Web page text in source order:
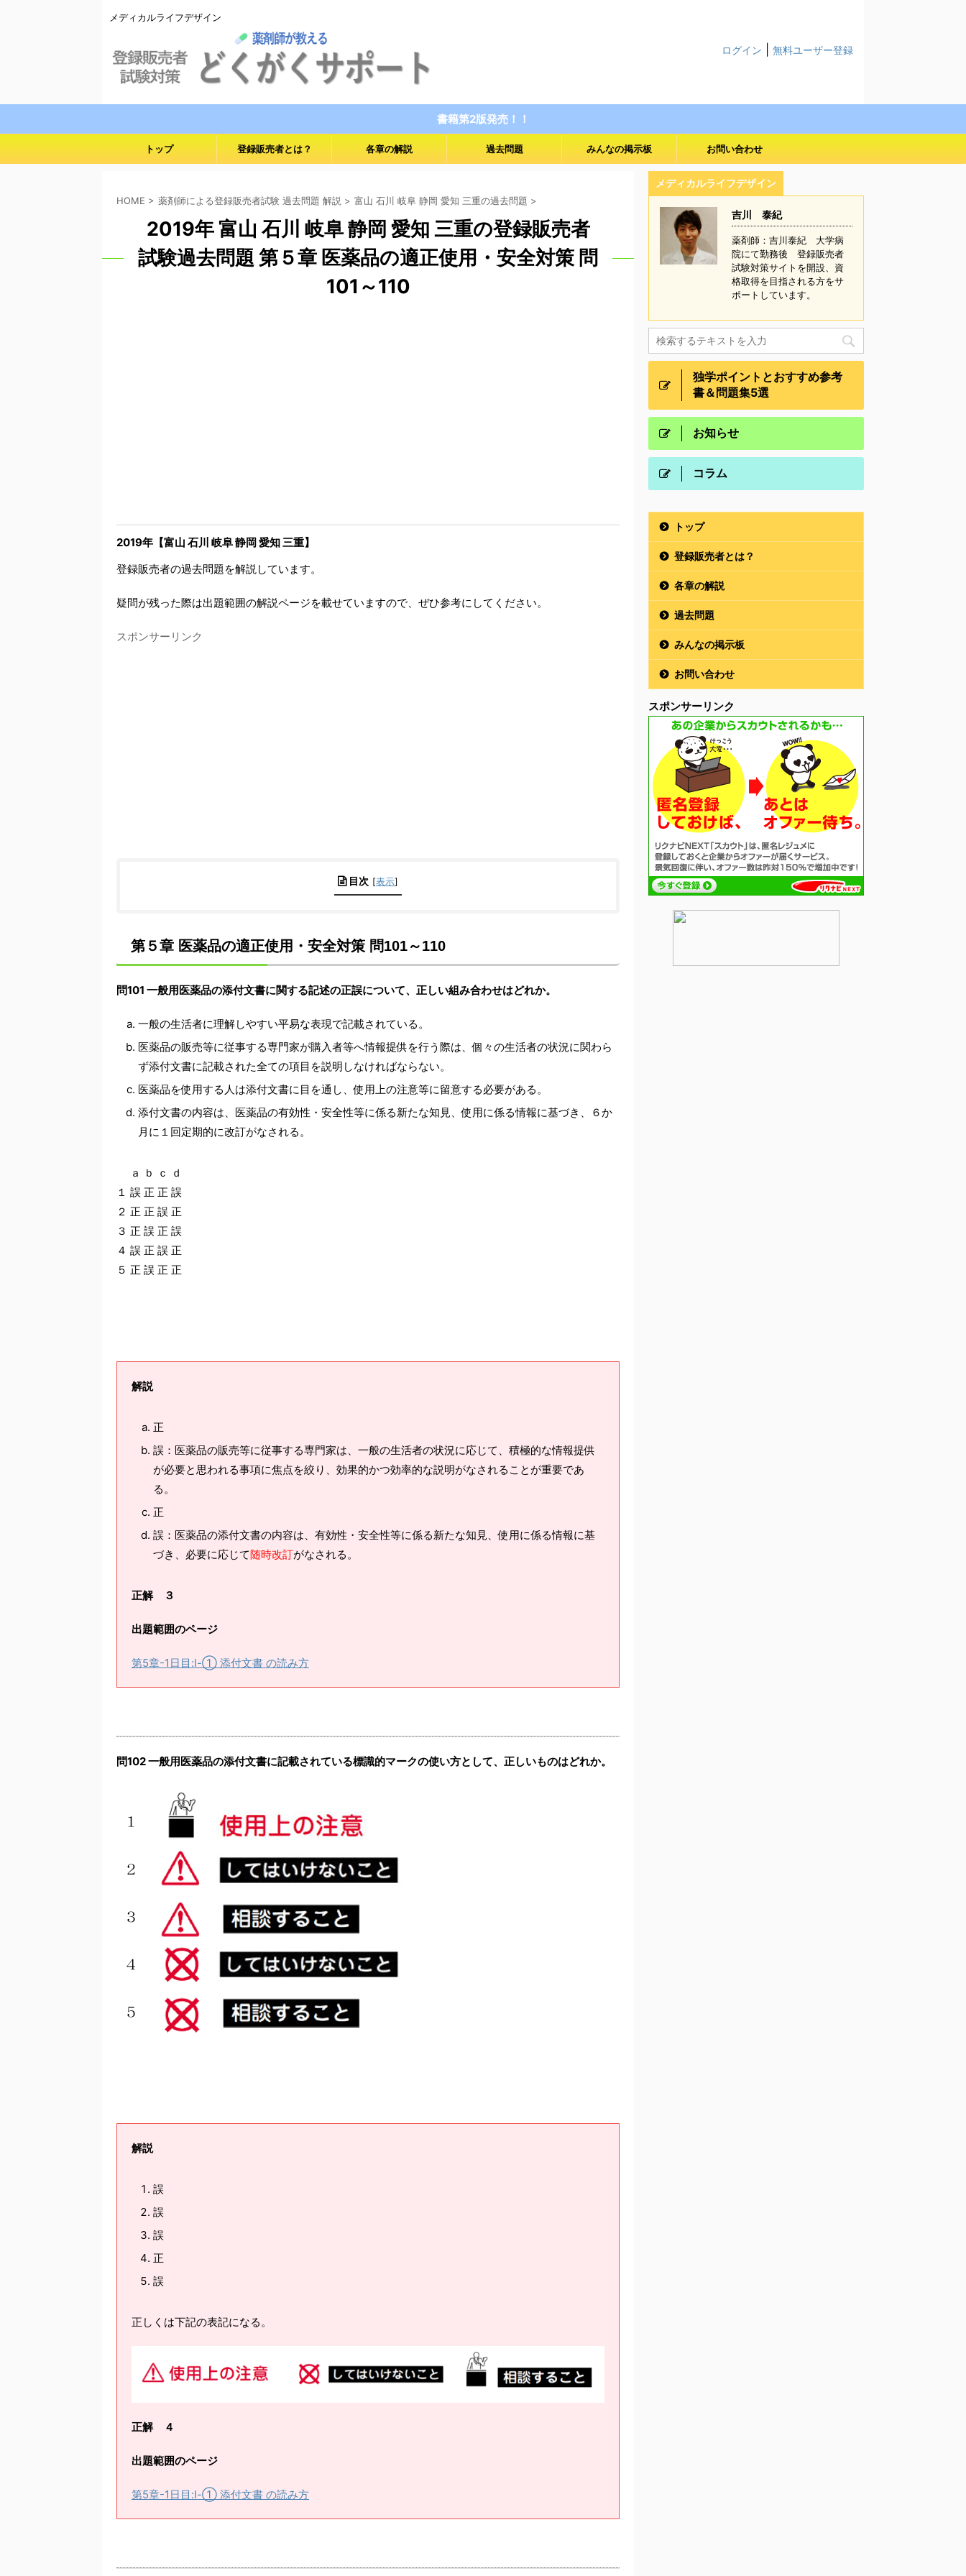
メディカルライフデザイン
ログイン 無料ユーザー登録
書籍第2版発売！！
トップ 登録販売者とは？ 各章の解説 過去問題 みんなの掲示板 お問い合わせ
HOME > 薬剤師による登録販売者試験 過去問題 解説 > 富山 石川 岐阜 静岡 愛知 三重の過去問題 >
2019年 富山 石川 岐阜 静岡 愛知 三重の登録販売者
試験過去問題 第５章 医薬品の適正使用・安全対策 問
101～110
2019年【富山 石川 岐阜 静岡 愛知 三重】
登録販売者の過去問題を解説しています。
疑問が残った際は出題範囲の解説ページを載せていますので、ぜひ参考にしてください。
スポンサーリンク
目次 [表示]
第５章 医薬品の適正使用・安全対策 問101～110
問101 一般用医薬品の添付文書に関する記述の正誤について、正しい組み合わせはどれか。
一般の生活者に理解しやすい平易な表現で記載されている。
医薬品の販売等に従事する専門家が購入者等へ情報提供を行う際は、個々の生活者の状況に関わら
ず添付文書に記載された全ての項目を説明しなければならない。
医薬品を使用する人は添付文書に目を通し、使用上の注意等に留意する必要がある。
添付文書の内容は、医薬品の有効性・安全性等に係る新たな知見、使用に係る情報に基づき、６か
月に１回定期的に改訂がなされる。
ａ ｂ ｃ ｄ
１ 誤 正 正 誤
２ 正 正 誤 正
３ 正 誤 正 誤
４ 誤 正 誤 正
５ 正 誤 正 正
解説
正
誤：医薬品の販売等に従事する専門家は、一般の生活者の状況に応じて、積極的な情報提供
が必要と思われる事項に焦点を絞り、効果的かつ効率的な説明がなされることが重要であ
る。
正
誤：医薬品の添付文書の内容は、有効性・安全性等に係る新たな知見、使用に係る情報に基
づき、必要に応じて随時改訂がなされる。
正解 ３
出題範囲のページ
第5章-1日目:Ⅰ-① 添付文書 の読み方
問102 一般用医薬品の添付文書に記載されている標識的マークの使い方として、正しいものはどれか。
解説
誤
誤
誤
正
誤
正しくは下記の表記になる。
正解 ４
出題範囲のページ
第5章-1日目:Ⅰ-① 添付文書 の読み方
メディカルライフデザイン
吉川 泰紀
薬剤師：吉川泰紀 大学病
院にて勤務後 登録販売者
試験対策サイトを開設、資
格取得を目指される方をサ
ポートしています。
独学ポイントとおすすめ参考
書＆問題集5選
お知らせ
コラム
トップ
登録販売者とは？
各章の解説
過去問題
みんなの掲示板
お問い合わせ
スポンサーリンク